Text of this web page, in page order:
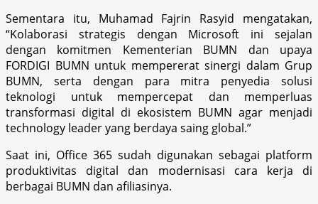
Sementara itu, Muhamad Fajrin Rasyid mengatakan,
“Kolaborasi strategis dengan Microsoft ini sejalan
dengan komitmen Kementerian BUMN dan upaya
FORDIGI BUMN untuk mempererat sinergi dalam Grup
BUMN, serta dengan para mitra penyedia solusi
teknologi untuk mempercepat dan memperluas
transformasi digital di ekosistem BUMN agar menjadi
technology leader yang berdaya saing global.”
Saat ini, Office 365 sudah digunakan sebagai platform
produktivitas digital dan modernisasi cara kerja di
berbagai BUMN dan afiliasinya.